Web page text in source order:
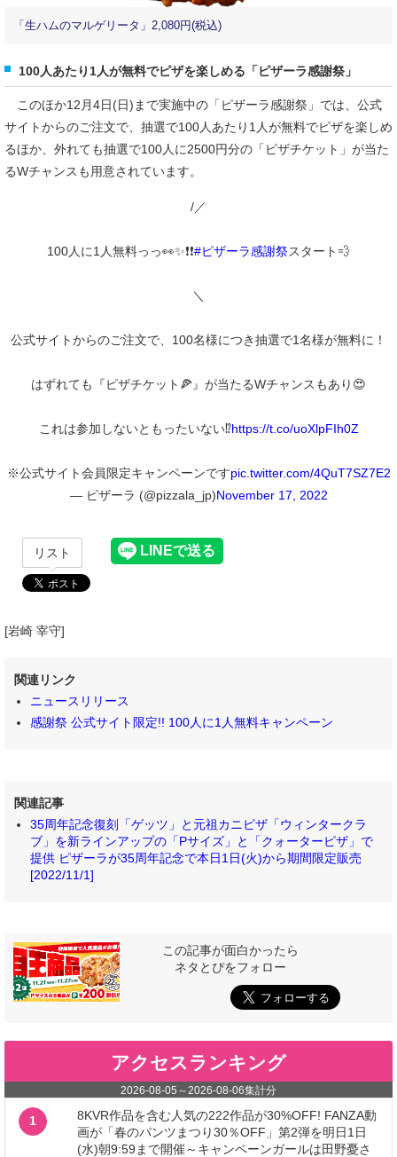
「生ハムのマルゲリータ」2,080円(税込)
100人あたり1人が無料でピザを楽しめる「ピザーラ感謝祭」
このほか12月4日(日)まで実施中の「ピザーラ感謝祭」では、公式
サイトからのご注文で、抽選で100人あたり1人が無料でピザを楽しめ
るほか、外れても抽選で100人に2500円分の「ピザチケット」が当た
るWチャンスも用意されています。
/／
100人に1人無料っっ👀✨❗️❗️#ピザーラ感謝祭スタート💨
＼
公式サイトからのご注文で、100名様につき抽選で1名様が無料に！
はずれても『ピザチケット🍕』が当たるWチャンスもあり😍
これは参加しないともったいない⁉️https://t.co/uoXlpFIh0Z
※公式サイト会員限定キャンペーンですpic.twitter.com/4QuT7SZ7E2
— ピザーラ (@pizzala_jp)November 17, 2022
リスト
[岩崎 宰守]
関連リンク
ニュースリリース
感謝祭 公式サイト限定!! 100人に1人無料キャンペーン
関連記事
35周年記念復刻「ゲッツ」と元祖カニピザ「ウィンタークラ
ブ」を新ラインアップの「Pサイズ」と「クォーターピザ」で
提供 ピザーラが35周年記念で本日1日(火)から期間限定販売
[2022/11/1]
この記事が面白かったら
ネタとぴをフォロー
アクセスランキング
2026-08-05 ～ 2026-08-06集計分
1
8KVR作品を含む人気の222作品が30%OFF! FANZA動
画が「春のパンツまつり30％OFF」第2弾を明日1日
(水)朝9:59まで開催～キャンペーンガールは田野憂さ